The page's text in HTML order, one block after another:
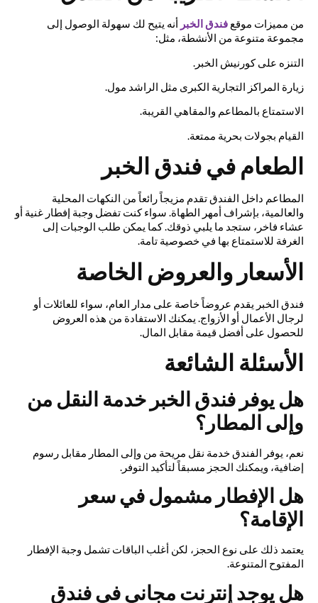
من مميزات موقع فندق الخبر أنه يتيح لك سهولة الوصول إلى
مجموعة متنوعة من الأنشطة، مثل:
التنزه على كورنيش الخبر.
زيارة المراكز التجارية الكبرى مثل الراشد مول.
الاستمتاع بالمطاعم والمقاهي القريبة.
القيام بجولات بحرية ممتعة.
الطعام في فندق الخبر
المطاعم داخل الفندق تقدم مزيجاً رائعاً من النكهات المحلية
والعالمية، بإشراف أمهر الطهاة. سواء كنت تفضل وجبة إفطار غنية أو
عشاء فاخر، ستجد ما يلبي ذوقك. كما يمكن طلب الوجبات إلى
الغرفة للاستمتاع بها في خصوصية تامة.
الأسعار والعروض الخاصة
فندق الخبر يقدم عروضاً خاصة على مدار العام، سواء للعائلات أو
لرجال الأعمال أو الأزواج. يمكنك الاستفادة من هذه العروض
للحصول على أفضل قيمة مقابل المال.
الأسئلة الشائعة
هل يوفر فندق الخبر خدمة النقل من
وإلى المطار؟
نعم، يوفر الفندق خدمة نقل مريحة من وإلى المطار مقابل رسوم
إضافية، ويمكنك الحجز مسبقاً لتأكيد التوفر.
هل الإفطار مشمول في سعر
الإقامة؟
يعتمد ذلك على نوع الحجز، لكن أغلب الباقات تشمل وجبة الإفطار
المفتوح المتنوعة.
هل يوجد إنترنت مجاني في فندق